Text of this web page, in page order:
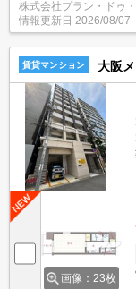
れているので安全
納はシューズボッ
で、衣類や日用品
株式会社プラン・ドゥ
情報更新日 2026/08/07
賃貸マンション 大阪
画像：23枚